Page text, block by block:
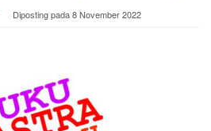
Diposting pada8 November 2022